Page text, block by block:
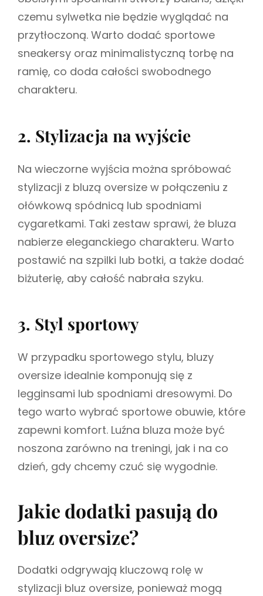
czemu sylwetka nie będzie wyglądać na
przytłoczoną. Warto dodać sportowe
sneakersy oraz minimalistyczną torbę na
ramię, co doda całości swobodnego
charakteru.
2. Stylizacja na wyjście
Na wieczorne wyjścia można spróbować
stylizacji z bluzą oversize w połączeniu z
ołówkową spódnicą lub spodniami
cygaretkami. Taki zestaw sprawi, że bluza
nabierze eleganckiego charakteru. Warto
postawić na szpilki lub botki, a także dodać
biżuterię, aby całość nabrała szyku.
3. Styl sportowy
W przypadku sportowego stylu, bluzy
oversize idealnie komponują się z
legginsami lub spodniami dresowymi. Do
tego warto wybrać sportowe obuwie, które
zapewni komfort. Luźna bluza może być
noszona zarówno na treningi, jak i na co
dzień, gdy chcemy czuć się wygodnie.
Jakie dodatki pasują do
bluz oversize?
Dodatki odgrywają kluczową rolę w
stylizacji bluz oversize, ponieważ mogą